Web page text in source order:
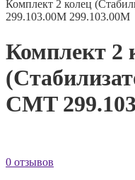
Комплект 2 колец
299.103.00M 299.103.00M
Комплект 2
CMT
0 отзывов